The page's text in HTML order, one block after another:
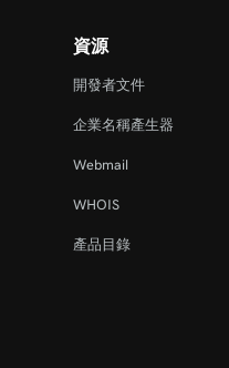
資源
開發者文件
企業名稱產生器
Webmail
WHOIS
產品目錄